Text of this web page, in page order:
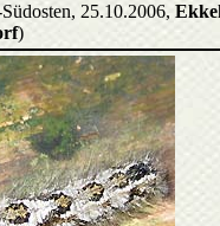
25.10.2006,
)